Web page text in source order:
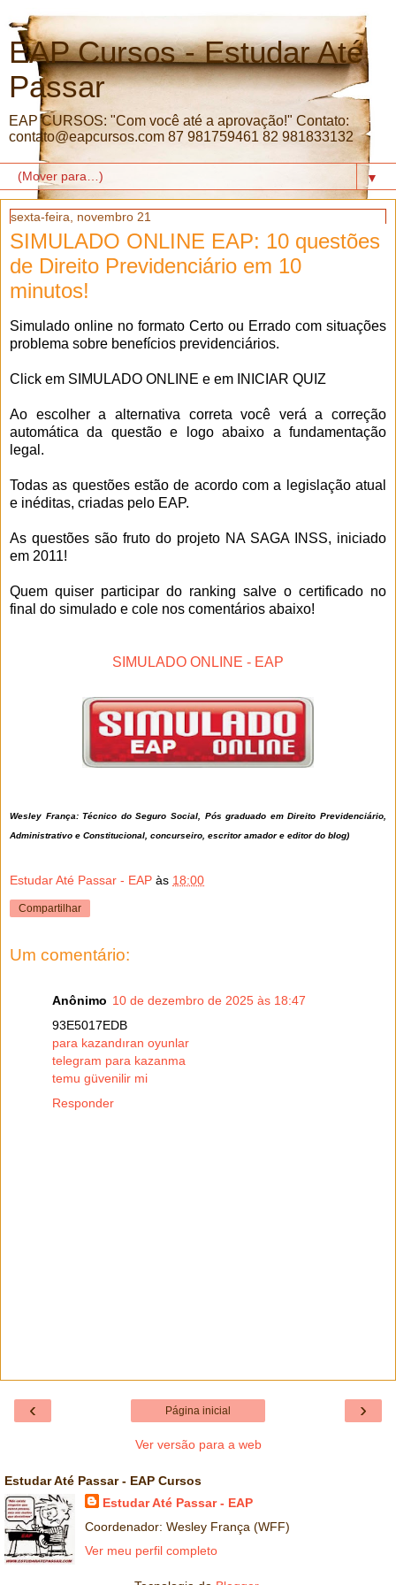
EAP Cursos - Estudar Até
Passar
EAP CURSOS: "Com você até a aprovação!" Contato:
contato@eapcursos.com 87 981759461 82 981833132
▼
sexta-feira, novembro 21
SIMULADO ONLINE EAP: 10 questões
de Direito Previdenciário em 10
minutos!
Simulado online no formato Certo ou Errado com situações
problema sobre benefícios previdenciários.
Click em SIMULADO ONLINE e em INICIAR QUIZ
Ao escolher a alternativa correta você verá a correção
automática da questão e logo abaixo a fundamentação
legal.
Todas as questões estão de acordo com a legislação atual
e inéditas, criadas pelo EAP.
As questões são fruto do projeto NA SAGA INSS, iniciado
em 2011!
Quem quiser participar do ranking salve o certificado no
final do simulado e cole nos comentários abaixo!
SIMULADO ONLINE - EAP
Wesley França: Técnico do Seguro Social, Pós graduado em Direito Previdenciário,
Administrativo e Constitucional, concurseiro, escritor amador e editor do blog)
Estudar Até Passar - EAP às 18:00
Compartilhar
Um comentário:
Anônimo 10 de dezembro de 2025 às 18:47
93E5017EDB
para kazandıran oyunlar
telegram para kazanma
temu güvenilir mi
Responder
‹ ›
Página inicial
Ver versão para a web
Estudar Até Passar - EAP Cursos
Estudar Até Passar - EAP
Coordenador: Wesley França (WFF)
Ver meu perfil completo